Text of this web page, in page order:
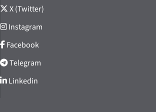
X (Twitter)
Instagram
Facebook
Telegram
Linkedin